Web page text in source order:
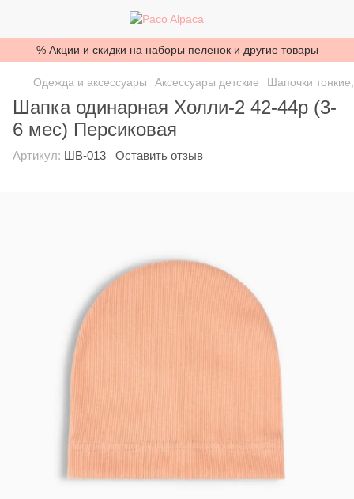
% Акции и скидки на наборы пеленок и другие товары
Одежда и аксессуары Аксессуары детские Шапочки
Шапка одинарная Холли-2 42-44р (3-
6 мес) Персиковая
Артикул: ШВ-013 Оставить отзыв